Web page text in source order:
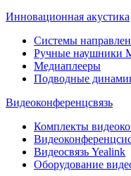
Инновационная акустика
Системы
Ручные наушники
Медиаплееры
Подводные
Видеоконференцсвязь
Комплекты
Видеосвязь Yealink
Оборудование